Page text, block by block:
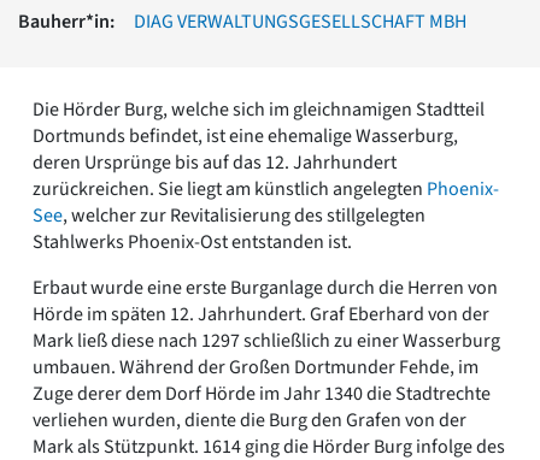
Bauherr*in:
DIAG VERWALTUNGSGESELLSCHAFT MBH
Die Hörder Burg, welche sich im gleichnamigen Stadtteil
Dortmunds befindet, ist eine ehemalige Wasserburg,
deren Ursprünge bis auf das 12. Jahrhundert
zurückreichen. Sie liegt am künstlich angelegten Phoenix-
See, welcher zur Revitalisierung des stillgelegten
Stahlwerks Phoenix-Ost entstanden ist.
Erbaut wurde eine erste Burganlage durch die Herren von
Hörde im späten 12. Jahrhundert. Graf Eberhard von der
Mark ließ diese nach 1297 schließlich zu einer Wasserburg
umbauen. Während der Großen Dortmunder Fehde, im
Zuge derer dem Dorf Hörde im Jahr 1340 die Stadtrechte
verliehen wurden, diente die Burg den Grafen von der
Mark als Stützpunkt. 1614 ging die Hörder Burg infolge des